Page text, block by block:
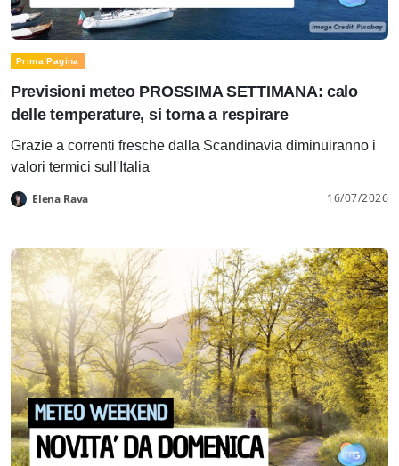
Prima Pagina
Previsioni meteo PROSSIMA SETTIMANA: calo
delle temperature, si torna a respirare
Grazie a correnti fresche dalla Scandinavia diminuiranno i
valori termici sull'Italia
Elena Rava 16/07/2026